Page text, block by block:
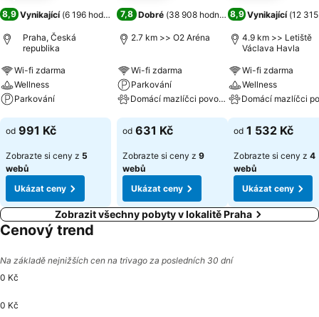
8,9 Vynikající (6 196 hodnocení)
Praha, Česká
republika
Wi-fi zdarma
Wellness
Parkování
Ukázat ceny
od 991 Kč
Zobrazte si ceny z 5
webů
Ukázat ceny
7,8 Dobré (38 908 hodnocení)
2.7 km >> O2 Aréna
Wi-fi zdarma
Parkování
Domácí mazlíčci povoleni
Ukázat ceny
od 631 Kč
Zobrazte si ceny z 9
webů
Ukázat ceny
8,9 Vynikající (12
4.9 km >> Letiště
Václava Havla
Wi-fi zdarma
Wellness
Ukázat ceny
od 1 532 Kč
Zobrazte si ceny z 4
webů
Ukázat ceny
Zobrazit všechny pobyty v lokalitě Praha
Cenový trend
Na základě nejnižších cen na trivago za posledních 30 dní
0 Kč
0 Kč